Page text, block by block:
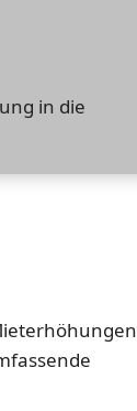
in die